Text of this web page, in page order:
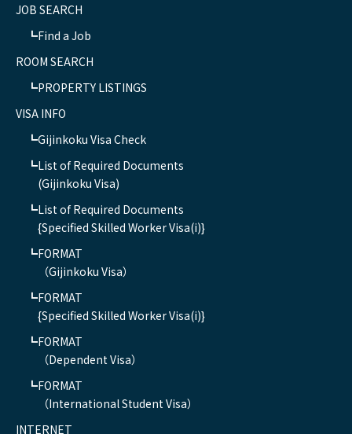
JOB SEARCH
Find a Job
ROOM SEARCH
PROPERTY LISTINGS
VISA INFO
Gijinkoku Visa Check
List of Required Documents
(Gijinkoku Visa)
List of Required Documents
{Specified Skilled Worker Visa(i)}
FORMAT
（Gijinkoku Visa）
FORMAT
{Specified Skilled Worker Visa(i)}
FORMAT
（Dependent Visa）
FORMAT
（International Student Visa）
INTERNET